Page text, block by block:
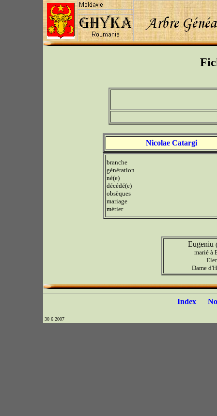
Nicolae Catargi
branche
génération
né(e)
décédé(e)
obsèques
mariage
métier
Eugeniu
marié à
Dame
Index
30 6 2007